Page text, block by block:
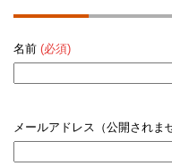
名前 (必須)
メールアドレス（公開されま